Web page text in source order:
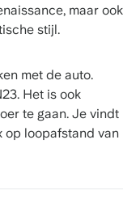
maar ook
stijl.
met de auto.
Het is ook
te gaan. Je vindt
op loopafstand van